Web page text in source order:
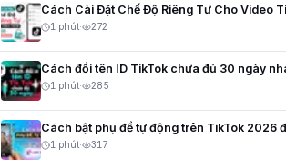
Cách Cài Đặt Chế Độ Riêng Tư Cho Video
1 phút· 272
Cách đổi tên ID TikTok chưa đủ 30 ngày
1 phút· 285
Cách bật phụ đề tự động trên TikTok 2026
1 phút· 317